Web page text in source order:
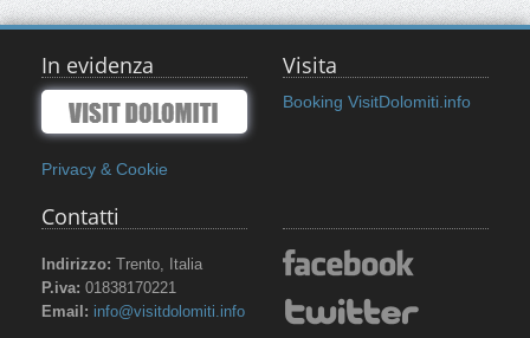
In evidenza
Privacy & Cookie
Visita
Booking VisitDolomiti.info
Contatti
Indirizzo: Trento, Italia
P.iva: 01838170221
Email: info@visitdolomiti.info